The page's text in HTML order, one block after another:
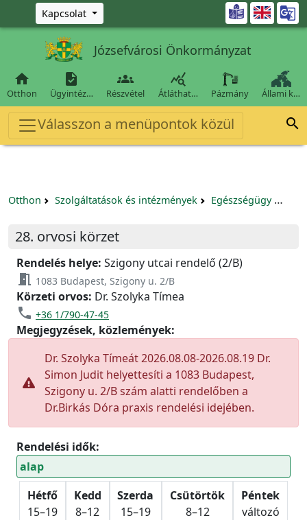
Ugrás a fő tartalomra
Kapcsolat 
Józsefvárosi Önkormányzat

Otthon

Ügyintéz…

Részvétel

Átláthat… Pázmány Állami k…
Válasszon a menüpontok közül 
Otthon Szolgáltatások és intézmények Egészségügy
28. orvosi körzet
Rendelés helye: Szigony utcai rendelő (2/B)
meeting_room 1083 Budapest, Szigony u. 2/B
Körzeti orvos: Dr. Szolyka Tímea
phone +36 1/790-47-45
Megjegyzések, közlemények:
Dr. Szolyka Tímeát 2026.08.08-2026.08.19 Dr.
Simon Judit helyettesíti a 1083 Budapest,
Szigony u. 2/B szám alatti rendelőben a
Dr.Birkás Dóra praxis rendelési idejében.
Rendelési idők:
alap
Hétfő
15–19
Kedd
8–12
Szerda
15–19
Csütörtök
8–12
Péntek
változó